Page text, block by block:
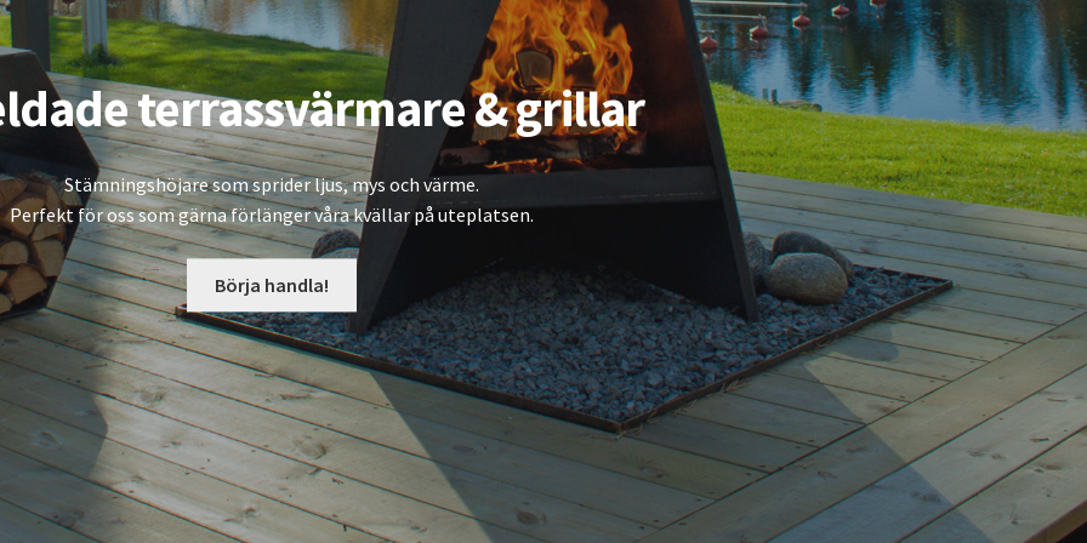
terrassvärmare & grillar
Stämningshöjare som sprider ljus, mys och värme.
Perfekt för oss som gärna förlänger våra kvällar på uteplatsen.
Börja handla!